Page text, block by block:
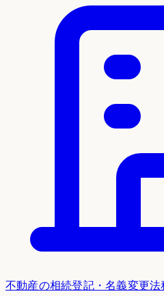
不動産の相続登記・名義変更法